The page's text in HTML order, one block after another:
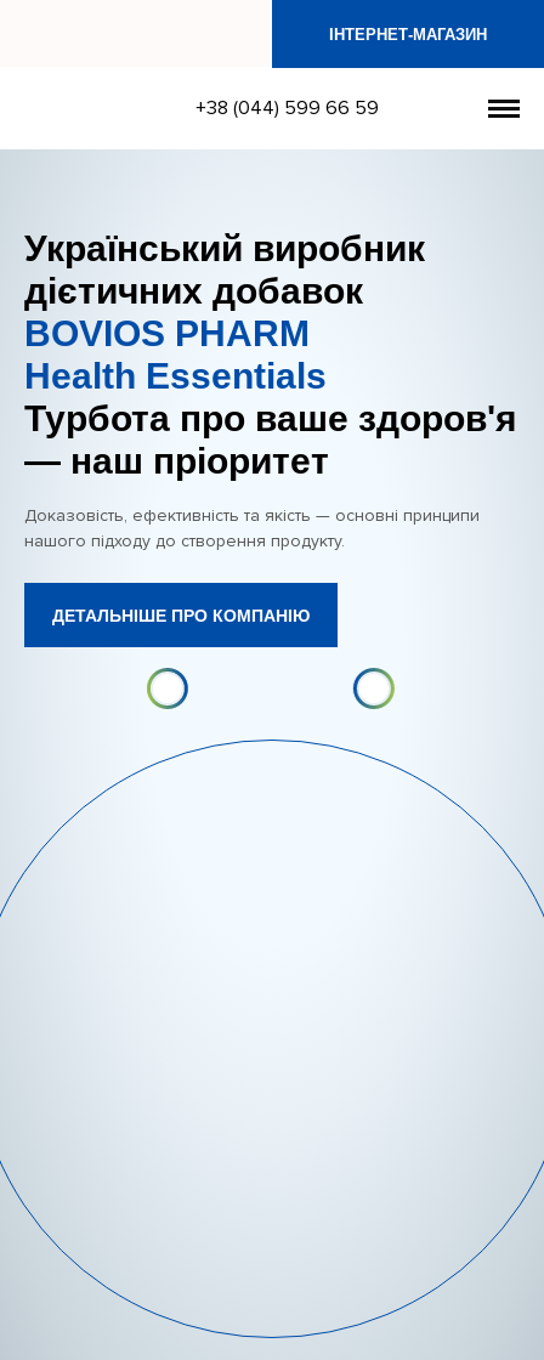
+38 (044) 599 66 59
ІНТЕРНЕТ-МАГАЗИН
Український виробник
дієтичних добавок
BOVIOS PHARM
Health Essentials
Турбота про ваше здоров'я
— наш пріоритет
Доказовість, ефективність та якість — основні принципи
нашого підходу до створення продукту.
ДЕТАЛЬНІШЕ ПРО КОМПАНІЮ